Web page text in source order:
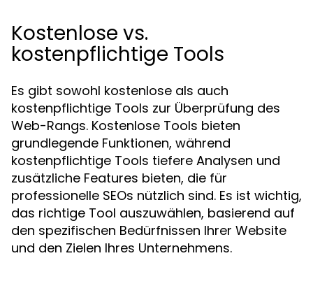
Kostenlose vs.
kostenpflichtige Tools
Es gibt sowohl kostenlose als auch
kostenpflichtige Tools zur Überprüfung des
Web-Rangs. Kostenlose Tools bieten
grundlegende Funktionen, während
kostenpflichtige Tools tiefere Analysen und
zusätzliche Features bieten, die für
professionelle SEOs nützlich sind. Es ist wichtig,
das richtige Tool auszuwählen, basierend auf
den spezifischen Bedürfnissen Ihrer Website
und den Zielen Ihres Unternehmens.